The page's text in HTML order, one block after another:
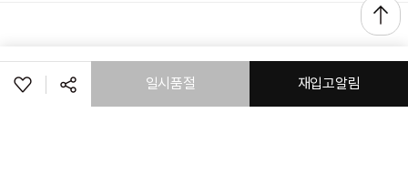
일시품절 재입고알림
로그인 고객센터 공지사항